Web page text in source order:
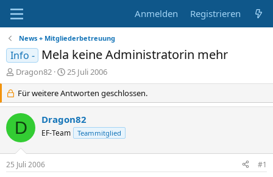
Anmelden Registrieren
News + Mitgliederbetreuung
Info - Mela keine Administratorin mehr
E
r
s
t
e
l
e
Dragon82
E
r
s
t
l
l
m
25 Juli 2006
Für weitere Antworten geschlossen.
D Dragon82
EF-Team Teammitglied
25 Juli 2006 #1